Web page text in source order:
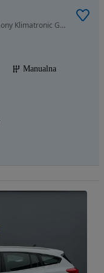
998 cm3 • 125 KM • Grand C-Max Full Opcja Sony Klimatronic Gwarancja!!
Manualna